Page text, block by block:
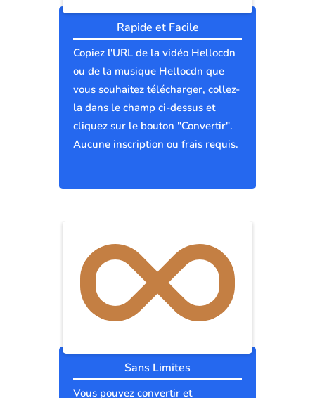
Rapide et Facile
Copiez l'URL de la vidéo Hellocdn
ou de la musique Hellocdn que
vous souhaitez télécharger, collez-
la dans le champ ci-dessus et
cliquez sur le bouton "Convertir".
Aucune inscription ou frais requis.
Sans Limites
Vous pouvez convertir et